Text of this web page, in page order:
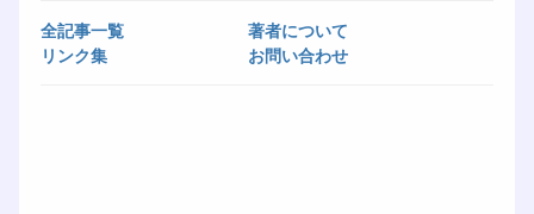
全記事一覧
著者について
リンク集
お問い合わせ